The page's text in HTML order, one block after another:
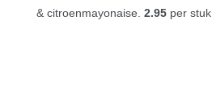
& citroenmayonaise. 2.95 per